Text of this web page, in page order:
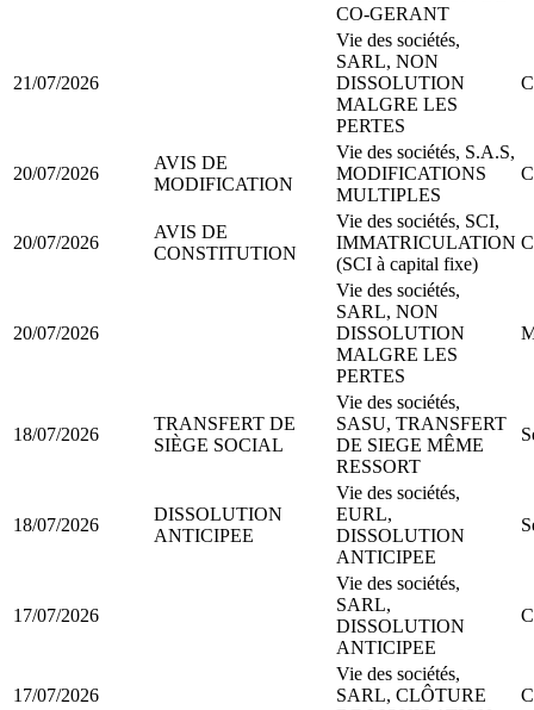
CO-GERANT
21/07/2026
Vie des sociétés,
SARL, NON
DISSOLUTION
MALGRE LES
PERTES
20/07/2026
AVIS DE
MODIFICATION
Vie des sociétés, S.A.S,
MODIFICATIONS
MULTIPLES
20/07/2026
AVIS DE
CONSTITUTION
Vie des sociétés, SCI,
IMMATRICULATION
(SCI à capital fixe)
20/07/2026
Vie des sociétés,
SARL, NON
DISSOLUTION
MALGRE LES
PERTES
18/07/2026
TRANSFERT DE
SIÈGE SOCIAL
Vie des sociétés,
SASU, TRANSFERT
DE SIEGE MÊME
RESSORT
18/07/2026
DISSOLUTION
ANTICIPEE
Vie des sociétés,
EURL,
DISSOLUTION
ANTICIPEE
17/07/2026
Vie des sociétés,
SARL,
DISSOLUTION
ANTICIPEE
17/07/2026
Vie des sociétés,
SARL, CLÔTURE